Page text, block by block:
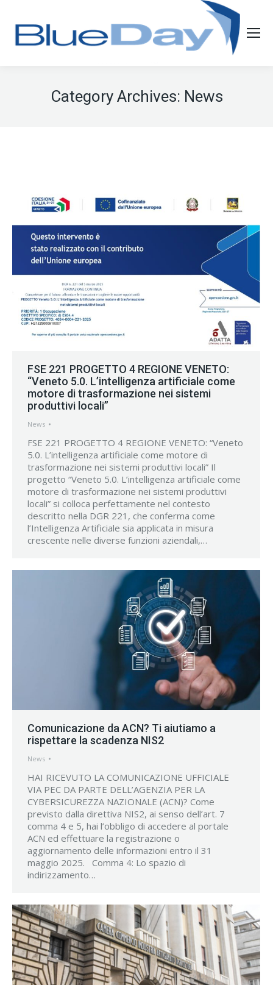
Category Archives: News
FSE 221 PROGETTO 4 REGIONE VENETO:
“Veneto 5.0. L’intelligenza artificiale come
motore di trasformazione nei sistemi
produttivi locali”
News
FSE 221 PROGETTO 4 REGIONE VENETO: “Veneto
5.0. L’intelligenza artificiale come motore di
trasformazione nei sistemi produttivi locali” Il
progetto “Veneto 5.0. L’intelligenza artificiale come
motore di trasformazione nei sistemi produttivi
locali” si colloca perfettamente nel contesto
descritto nella DGR 221, che conferma come
l’Intelligenza Artificiale sia applicata in misura
crescente nelle diverse funzioni aziendali,…
Comunicazione da ACN? Ti aiutiamo a
rispettare la scadenza NIS2
News
HAI RICEVUTO LA COMUNICAZIONE UFFICIALE
VIA PEC DA PARTE DELL’AGENZIA PER LA
CYBERSICUREZZA NAZIONALE (ACN)? Come
previsto dalla direttiva NIS2, ai senso dell’art. 7
comma 4 e 5, hai l’obbligo di accedere al portale
ACN ed effettuare la registrazione o
aggiornamento delle informazioni entro il 31
maggio 2025. Comma 4: Lo spazio di
indirizzamento…